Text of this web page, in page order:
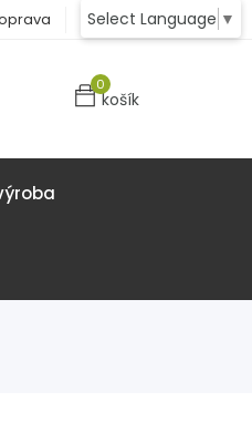
Select Language ▼
Kontakt
0
košík